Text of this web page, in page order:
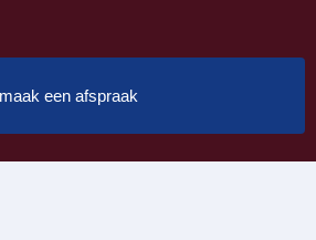
maak een afspraak